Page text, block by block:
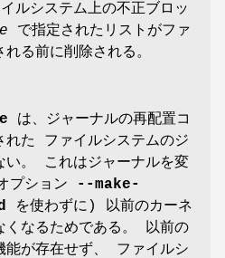
ルシステム上の不正ブロッ
で指定されたリストがファ
る前に削除される。
は、ジャーナルの再配置コ
れた ファイルシステムのジ
い。 これはジャーナルを変
プション
--make-
を使わずに) 以前のカーネ
くなるためである。 以前の
能が存在せず、 ファイルシ